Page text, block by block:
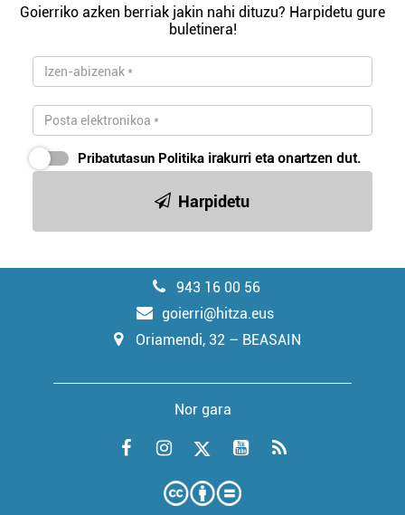
Goierriko azken berriak jakin nahi dituzu? Harpidetu gure
buletinera!
Pribatutasun Politika irakurri eta onartzen dut.
Harpidetu
943 16 00 56
goierri@hitza.eus
Oriamendi, 32 – BEASAIN
Nor gara